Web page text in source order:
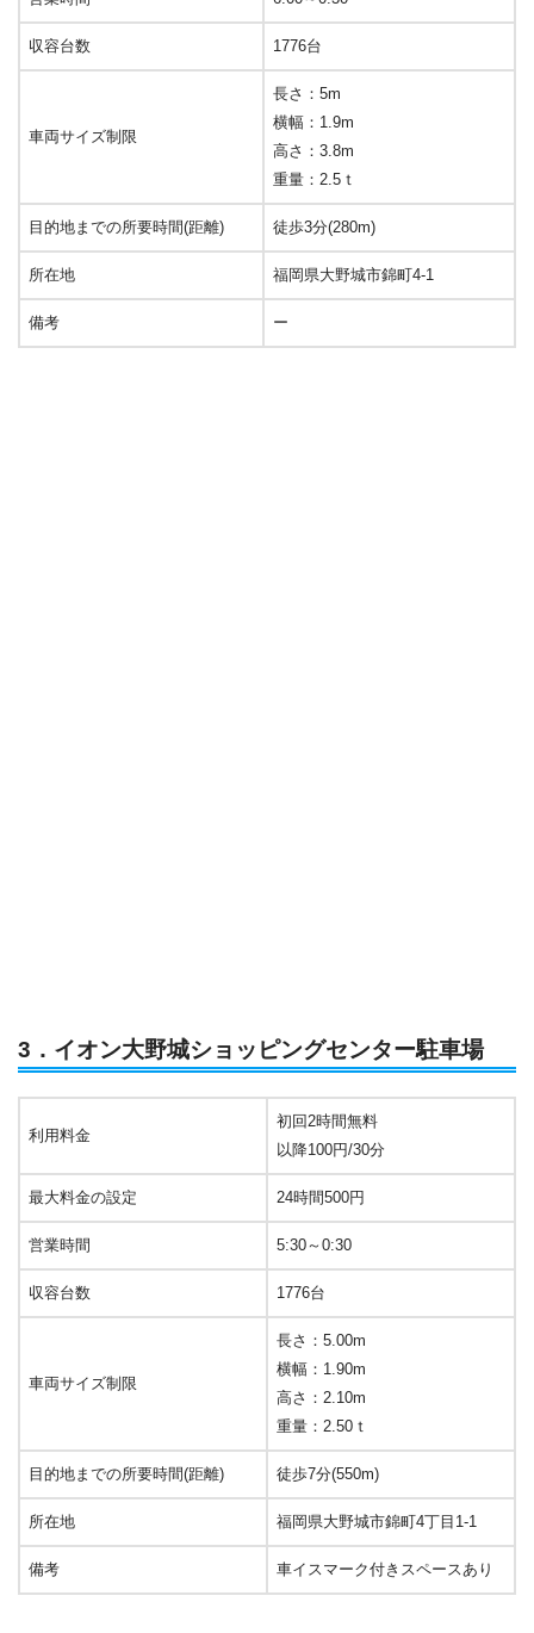
収容台数 1776台
車両サイズ制限
長さ：5m
横幅：1.9m
高さ：3.8m
重量：2.5ｔ
目的地までの所要時間(距離) 徒歩3分(280m)
所在地 福岡県大野城市錦町4-1
備考 ー
3．イオン大野城ショッピングセンター駐車場
利用料金
初回2時間無料
以降100円/30分
最大料金の設定 24時間500円
営業時間 5:30～0:30
収容台数 1776台
車両サイズ制限
長さ：5.00m
横幅：1.90m
高さ：2.10m
重量：2.50ｔ
目的地までの所要時間(距離) 徒歩7分(550m)
所在地 福岡県大野城市錦町4丁目1-1
備考 車イスマーク付きスペースあり